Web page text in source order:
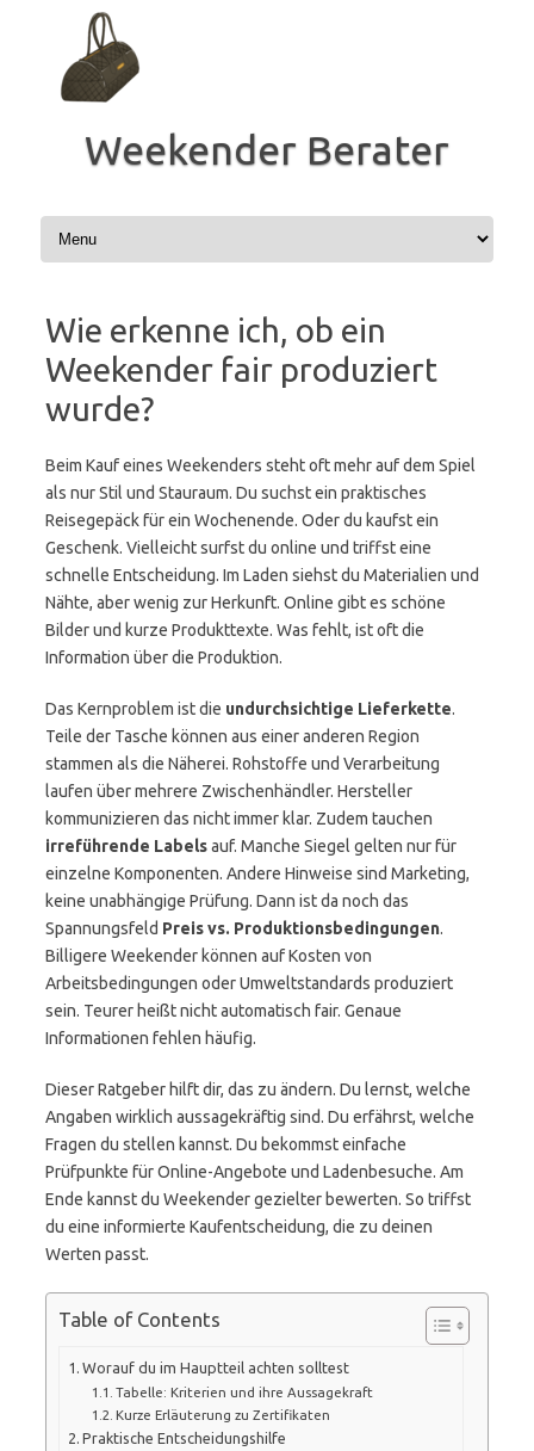
springen
Weekender Berater
Wie erkenne ich, ob ein
Weekender fair produziert
wurde?
Beim Kauf eines Weekenders steht oft mehr auf dem Spiel
als nur Stil und Stauraum. Du suchst ein praktisches
Reisegepäck für ein Wochenende. Oder du kaufst ein
Geschenk. Vielleicht surfst du online und triffst eine
schnelle Entscheidung. Im Laden siehst du Materialien und
Nähte, aber wenig zur Herkunft. Online gibt es schöne
Bilder und kurze Produkttexte. Was fehlt, ist oft die
Information über die Produktion.
Das Kernproblem ist die undurchsichtige Lieferkette.
Teile der Tasche können aus einer anderen Region
stammen als die Näherei. Rohstoffe und Verarbeitung
laufen über mehrere Zwischenhändler. Hersteller
kommunizieren das nicht immer klar. Zudem tauchen
irreführende Labelsauf. Manche Siegel gelten nur für
einzelne Komponenten. Andere Hinweise sind Marketing,
keine unabhängige Prüfung. Dann ist da noch das
Spannungsfeld Preis vs. Produktionsbedingungen.
Billigere Weekender können auf Kosten von
Arbeitsbedingungen oder Umweltstandards produziert
sein. Teurer heißt nicht automatisch fair. Genaue
Informationen fehlen häufig.
Dieser Ratgeber hilft dir, das zu ändern. Du lernst, welche
Angaben wirklich aussagekräftig sind. Du erfährst, welche
Fragen du stellen kannst. Du bekommst einfache
Prüfpunkte für Online-Angebote und Ladenbesuche. Am
Ende kannst du Weekender gezielter bewerten. So triffst
du eine informierte Kaufentscheidung, die zu deinen
Werten passt.
Table of Contents
Worauf du im Hauptteil achten solltest
Tabelle: Kriterien und ihre Aussagekraft
Kurze Erläuterung zu Zertifikaten
Praktische Entscheidungshilfe